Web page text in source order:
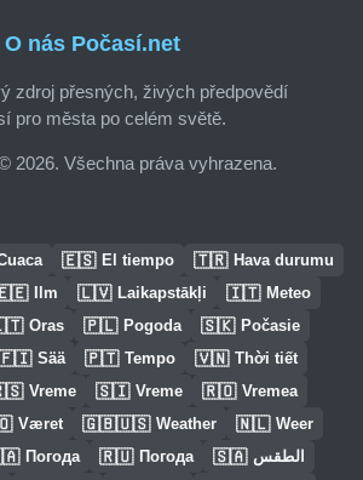
O nás Počasí.net
zdroj přesných, živých předpovědí
pro města po celém světě.
2026. Všechna práva vyhrazena.
🇪🇸 El tiempo 🇹🇷 Hava durumu
Ilm 🇱🇻 Laikapstākļi 🇮🇹 Meteo
Oras 🇵🇱 Pogoda 🇸🇰 Počasie
Sää 🇵🇹 Tempo 🇻🇳 Thời tiết
Vreme 🇸🇮 Vreme 🇷🇴 Vremea
Været 🇬🇧🇺🇸 Weather 🇳🇱 Weer
Погода 🇷🇺 Погода 🇸🇦 الطقس